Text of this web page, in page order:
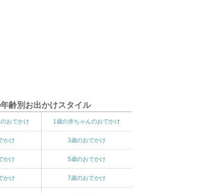
齢別お出かけスタイル
おでかけ 1歳の赤ちゃんのおでかけ
かけ 3歳のおでかけ
かけ 5歳のおでかけ
かけ 7歳のおでかけ